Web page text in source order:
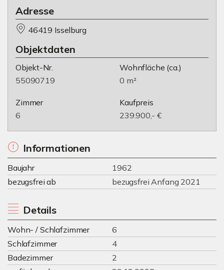
Adresse
46419 Isselburg
Objektdaten
Objekt-Nr.
55090719
Wohnfläche (ca.)
0 m²
Zimmer
6
Kaufpreis
239.900,- €
Informationen
Baujahr
1962
bezugsfrei ab
bezugsfrei Anfang 2021
Details
Wohn- / Schlafzimmer
6
Schlafzimmer
4
Badezimmer
2